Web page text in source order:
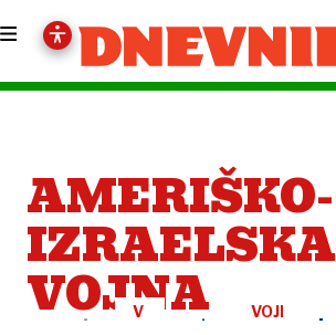
AMERIŠKO-
IZRAELSKA
VOJNA
V
VOJNA